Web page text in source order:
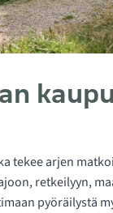
tekee arjen
retkeilyyn,
pyöräilystä